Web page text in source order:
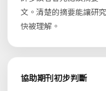
文。清楚的摘要能讓研
快被理解。
協助期刊初步判斷